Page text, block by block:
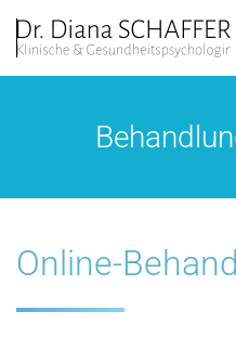
Zum Hauptinhalt springen
Online-